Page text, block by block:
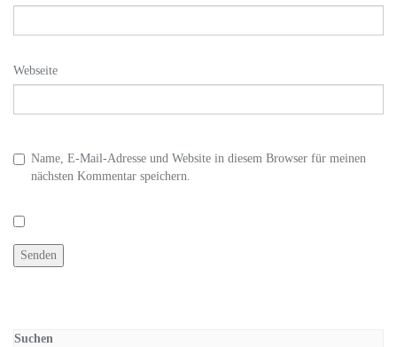
Webseite
Name, E-Mail-Adresse und Website in diesem Browser für meinen
nächsten Kommentar speichern.
Suchen